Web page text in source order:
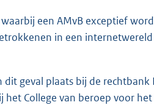
een AMvB exceptief
in een
geval plaats bij de rechtbank
College van beroep voor het